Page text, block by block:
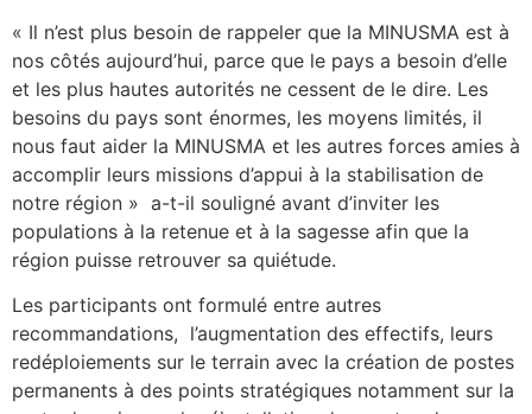
« Il n’est plus besoin de rappeler que la MINUSMA est à
nos côtés aujourd’hui, parce que le pays a besoin d’elle
et les plus hautes autorités ne cessent de le dire. Les
besoins du pays sont énormes, les moyens limités, il
nous faut aider la MINUSMA et les autres forces amies à
accomplir leurs missions d’appui à la stabilisation de
notre région » a-t-il souligné avant d’inviter les
populations à la retenue et à la sagesse afin que la
région puisse retrouver sa quiétude.
Les participants ont formulé entre autres
recommandations, l’augmentation des effectifs, leurs
redéploiements sur le terrain avec la création de postes
permanents à des points stratégiques notamment sur la